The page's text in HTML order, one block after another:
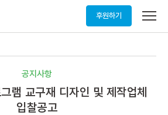
후원하기
메
열
공지사항
램 교구재 디자인 및 제작업체
입찰공고